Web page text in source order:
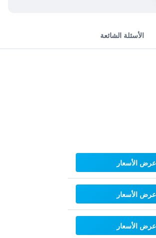
الأسئلة الشائعة
عرض الأسعار
عرض الأسعار
عرض الأسعار